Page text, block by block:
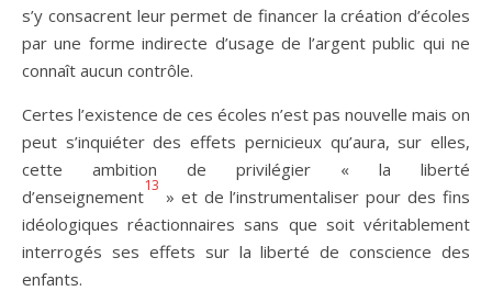
s’y consacrent leur permet de financer la création d’écoles
par une forme indirecte d’usage de l’argent public qui ne
connaît aucun contrôle.
Certes l’existence de ces écoles n’est pas nouvelle mais on
peut s’inquiéter des effets pernicieux qu’aura, sur elles,
cette ambition de privilégier « la liberté
d’enseignement
13
» et de l’instrumentaliser pour des fins
idéologiques réactionnaires sans que soit véritablement
interrogés ses effets sur la liberté de conscience des
enfants.